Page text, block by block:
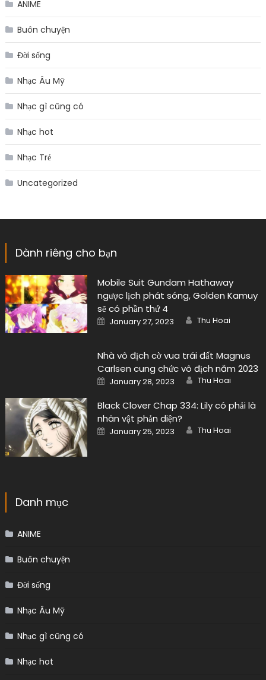
ANIME
Buôn chuyện
Đời sống
Nhạc Âu Mỹ
Nhạc gì cũng có
Nhạc hot
Nhạc Trẻ
Uncategorized
Dành riêng cho bạn
Mobile Suit Gundam Hathaway
ngược lịch phát sóng, Golden Kamuy
sẽ có phần thứ 4
Posted
on
January 27, 2023 Author
Thu Hoai
Nhà vô địch cờ vua trái đất Magnus
Carlsen cung chức vô địch năm 2023
Posted
on
January 28, 2023 Author
Thu Hoai
Black Clover Chap 334: Lily có phải là
nhân vật phản diện?
Posted
on
January 25, 2023 Author
Thu Hoai
Danh mục
ANIME
Buôn chuyện
Đời sống
Nhạc Âu Mỹ
Nhạc gì cũng có
Nhạc hot